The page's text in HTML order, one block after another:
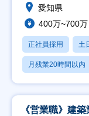
愛知県
400万~700万
正社員採用 土
月残業20時間以内
《営業職》建